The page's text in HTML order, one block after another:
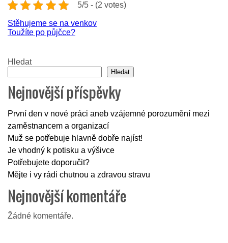
5/5 - (2 votes)
Navigace
pro
příspěvek
Stěhujeme se na venkov
Toužíte po půjčce?
Hledat
Hledat
Nejnovější příspěvky
První den v nové práci aneb vzájemné porozumění mezi
zaměstnancem a organizací
Muž se potřebuje hlavně dobře najíst!
Je vhodný k potisku a výšivce
Potřebujete doporučit?
Mějte i vy rádi chutnou a zdravou stravu
Nejnovější komentáře
Žádné komentáře.